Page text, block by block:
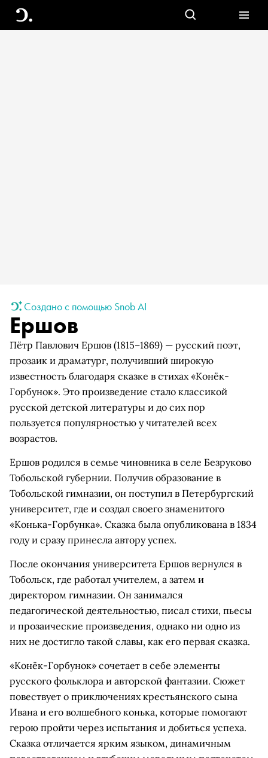
Создано с помощью Snob AI
Ершов
Пётр Павлович Ершов (1815–1869) — русский поэт,
прозаик и драматург, получивший широкую
известность благодаря сказке в стихах «Конёк-
Горбунок». Это произведение стало классикой
русской детской литературы и до сих пор
пользуется популярностью у читателей всех
возрастов.
Ершов родился в семье чиновника в селе Безруково
Тобольской губернии. Получив образование в
Тобольской гимназии, он поступил в Петербургский
университет, где и создал своего знаменитого
«Конька-Горбунка». Сказка была опубликована в 1834
году и сразу принесла автору успех.
После окончания университета Ершов вернулся в
Тобольск, где работал учителем, а затем и
директором гимназии. Он занимался
педагогической деятельностью, писал стихи, пьесы
и прозаические произведения, однако ни одно из
них не достигло такой славы, как его первая сказка.
«Конёк-Горбунок» сочетает в себе элементы
русского фольклора и авторской фантазии. Сюжет
повествует о приключениях крестьянского сына
Ивана и его волшебного конька, которые помогают
герою пройти через испытания и добиться успеха.
Сказка отличается ярким языком, динамичным